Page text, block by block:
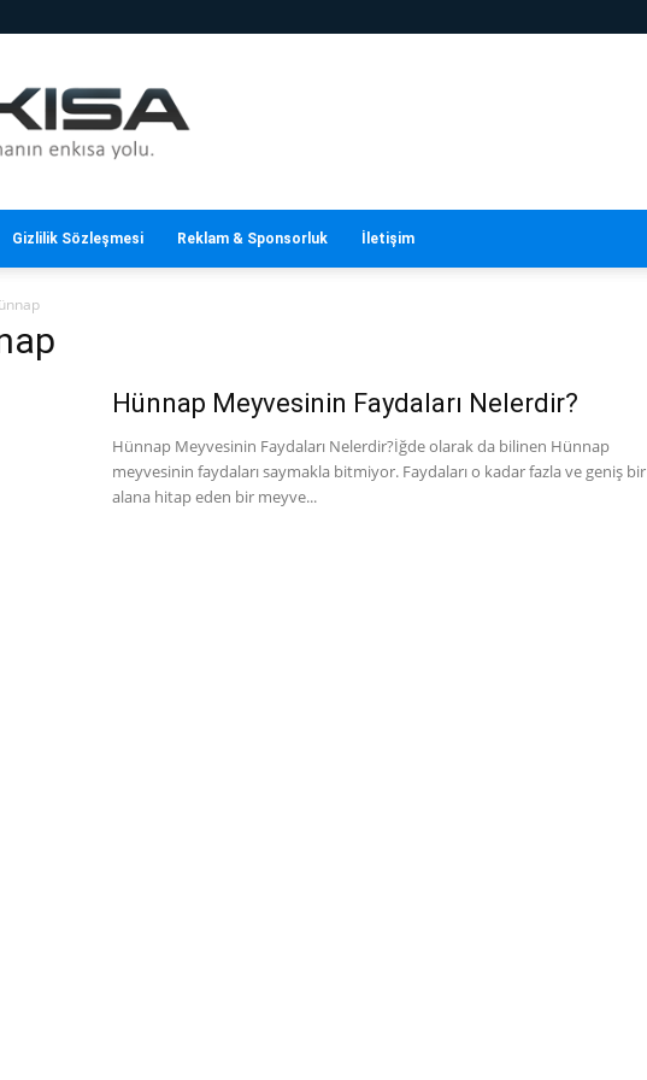
Kısa
Gizlilik Sözleşmesi Reklam & Sponsorluk İletişim
Hünnap Meyvesinin Faydaları Nelerdir?
Hünnap Meyvesinin Faydaları Nelerdir?İğde olarak da bilinen Hünnap
meyvesinin faydaları saymakla bitmiyor. Faydaları o kadar fazla ve geniş bir
alana hitap eden bir meyve...